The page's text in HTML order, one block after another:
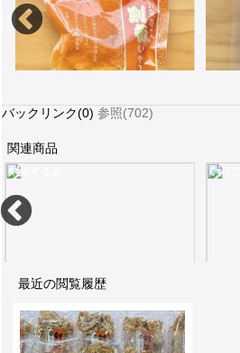
590
バックリンク(0) 参照(702)
関連商品
剣先するめ いり
最近の閲覧履歴